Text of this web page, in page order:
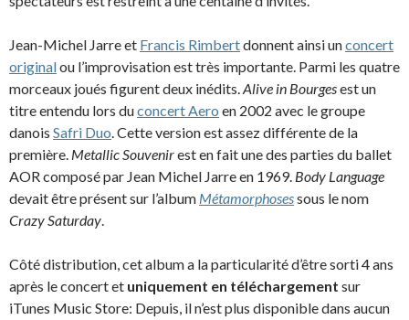
Jean-Michel Jarre et Francis Rimbertdonnent ainsi unconcert
originalou l’improvisation est très importante. Parmi les quatre
morceaux joués figurent deux inédits.Alive in Bourgesest un
titre entendu lors duconcert Aero en 2002 avec le groupe
danois Safri Duo. Cette version est assez différente de la
première. Metallic Souvenirest en fait une des parties du ballet
AOR composé par Jean Michel Jarre en 1969. Body Language
devait être présent sur l’album Métamorphosessous le nom
Crazy Saturday.
Côté distribution, cet album a la particularité d’être sorti 4 ans
après le concert et uniquement en téléchargement sur
iTunes Music Store: Depuis, il n’est plus disponible dans aucun